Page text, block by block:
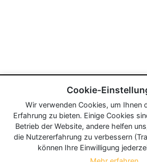
Cookie-
Wir verwenden Cookies, um Ihnen
Erfahrung zu bieten. Einige Cookies
Betrieb der Website, andere helfen
die Nutzererfahrung zu verbessern
können Ihre Einwilligung